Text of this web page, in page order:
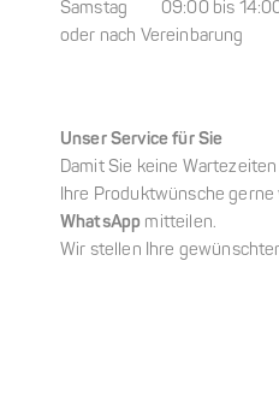
Samstag 09:00 bis
oder nach Vereinbarung
Unser Service für Sie
Damit Sie keine
Ihre Produktwünsche gerne
WhatsApp mitteilen.
Wir stellen Ihre